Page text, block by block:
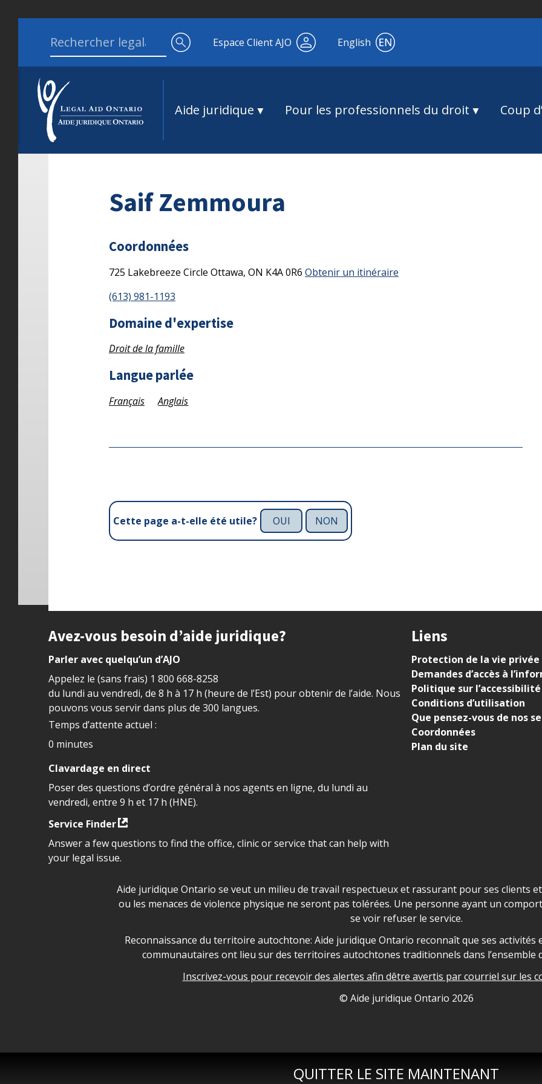
QUITTER LE SITE MAINTENANT
Search for:
Espace Client AJO English
Aide juridique Pour les professionnels du droit Coup
Saif Zemmoura
Coordonnées
725 Lakebreeze Circle Ottawa, ON K4A 0R6 Obtenir un itinéraire
(613) 981-1193
Domaine d'expertise
Droit de la famille
Langue parlée
Français Anglais
Cette page a-t-elle été utile? OUI NON
Site footer
Avez-vous besoin d’aide juridique?
Parler avec quelqu’un d’AJO
Appelez le (sans frais) 1 800 668-8258
du lundi au vendredi, de 8 h à 17 h (heure de l’Est) pour obtenir de l’aide. Nous
pouvons vous servir dans plus de 300 langues.
Temps d’attente actuel :
0 minutes
Clavardage en direct
Poser des questions d’ordre général à nos agents en ligne, du lundi au
vendredi, entre 9 h et 17 h (HNE).
Service Finder
Answer a few questions to find the office, clinic or service that can help with
your legal issue.
Liens
Protection de la vie privée
Demandes d’accès à
Politique sur l’accessibilité
Conditions d’utilisation
Que pensez-vous de nos
Coordonnées
Plan du site
Déclaration sur la sécurité dans les locaux d'AJO.
Aide juridique Ontario se veut un milieu de travail respectueux et rassurant pour ses clients
ou les menaces de violence physique ne seront pas tolérées. Une personne ayant un
se voir refuser le service.
Legal Aid Ontario land acknowledgement
Reconnaissance du territoire autochtone: Aide juridique Ontario reconnaît que ses activités
communautaires ont lieu sur des territoires autochtones traditionnels dans l’ensemble
Inscrivez-vous pour recevoir des alertes afin dêtre avertis par courriel sur les
© Aide juridique Ontario 2026